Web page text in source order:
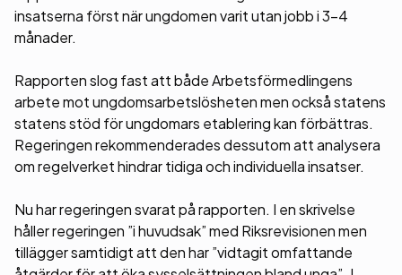
insatserna först när ungdomen varit utan jobb i 3-4
månader.
Rapporten slog fast att både Arbetsförmedlingens
arbete mot ungdomsarbetslösheten men också statens
statens stöd för ungdomars etablering kan förbättras.
Regeringen rekommenderades dessutom att analysera
om regelverket hindrar tidiga och individuella insatser.
Nu har regeringen svarat på rapporten. I en skrivelse
håller regeringen ”i huvudsak” med Riksrevisionen men
tillägger samtidigt att den har ”vidtagit omfattande